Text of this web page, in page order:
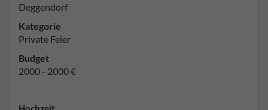
Deggendorf
Kategorie
Private Feier
Budget
2000 - 2000 €